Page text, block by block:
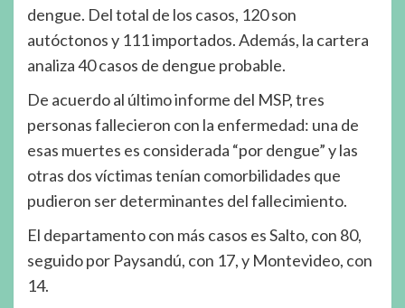
dengue. Del total de los casos, 120 son
autóctonos y 111 importados. Además, la cartera
analiza 40 casos de dengue probable.
De acuerdo al último informe del MSP, tres
personas fallecieron con la enfermedad: una de
esas muertes es considerada “por dengue” y las
otras dos víctimas tenían comorbilidades que
pudieron ser determinantes del fallecimiento.
El departamento con más casos es Salto, con 80,
seguido por Paysandú, con 17, y Montevideo, con
14.